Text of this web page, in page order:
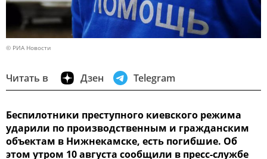
© РИА Новости
Читать в Дзен Telegram
Беспилотники преступного киевского режима
ударили по производственным и гражданским
объектам в Нижнекамске, есть погибшие. Об
этом утром 10 августа сообщили в пресс-службе